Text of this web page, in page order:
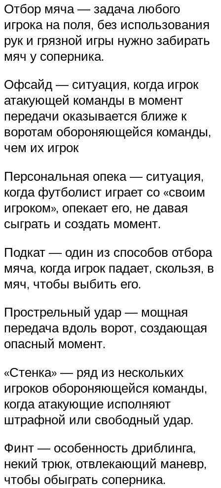
Отбор мяча — задача любого
игрока на поля, без использования
рук и грязной игры нужно забирать
мяч у соперника.
Офсайд — ситуация, когда игрок
атакующей команды в момент
передачи оказывается ближе к
воротам обороняющейся команды,
чем их игрок
Персональная опека — ситуация,
когда футболист играет со «своим
игроком», опекает его, не давая
сыграть и создать момент.
Подкат — один из способов отбора
мяча, когда игрок падает, скользя, в
мяч, чтобы выбить его.
Прострельный удар — мощная
передача вдоль ворот, создающая
опасный момент.
«Стенка» — ряд из нескольких
игроков обороняющейся команды,
когда атакующие исполняют
штрафной или свободный удар.
Финт — особенность дриблинга,
некий трюк, отвлекающий маневр,
чтобы обыграть соперника.